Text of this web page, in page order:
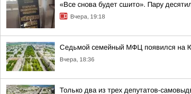
«Все снова будет сшито». Пару
Вчера, 19:18
Седьмой семейный МФЦ появился на
Вчера, 18:36
Только два из трех депутатов-